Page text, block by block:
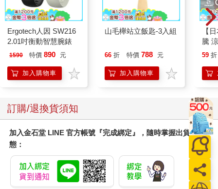
Ergotech人因 SW216
2.01吋衡動智慧腕錶
1590 特價 890 元
加入購物車
山毛櫸站立飯匙-3入組
66 折 特價 788 元
加入購物車
【
騰
涼
毛巾
59 折
訂購/退換貨須知
加入金石堂 LINE 官方帳號『完成綁定』，隨時掌握出貨動
態：